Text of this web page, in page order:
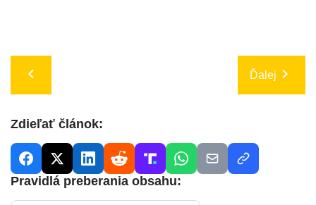
Ďalej
Zdieľať článok:
Pravidlá preberania obsahu: